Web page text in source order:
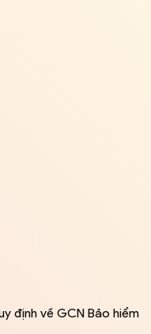
định về GCN Bảo hiểm